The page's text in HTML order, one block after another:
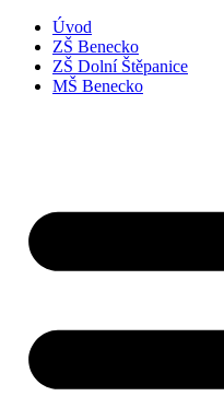
Úvod
ZŠ Benecko
ZŠ Dolní Štěpanice
MŠ Benecko